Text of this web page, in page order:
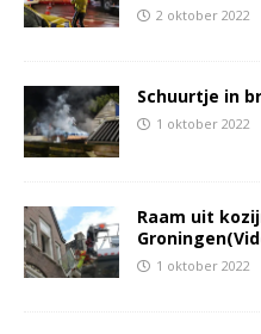
2 oktober 2022
Schuurtje in
1 oktober 2022
Raam uit
1 oktober 2022